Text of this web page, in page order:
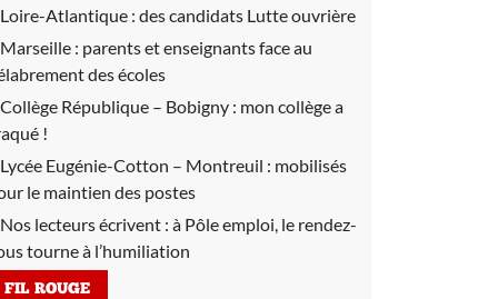
Loire-Atlantique : des candidats Lutte ouvrière
Marseille : parents et enseignants face au
des écoles
Collège République – Bobigny : mon collège a
!
Lycée Eugénie-Cotton – Montreuil : mobilisés
le maintien des postes
Nos lecteurs écrivent : à Pôle emploi, le rendez-
tourne à l’humiliation
FIL ROUGE